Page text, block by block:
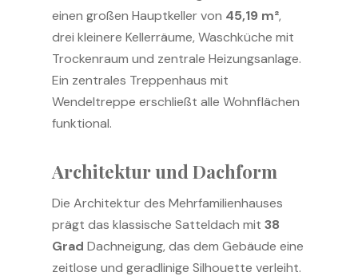
einen großen Hauptkeller von 45,19 m²,
drei kleinere Kellerräume, Waschküche mit
Trockenraum und zentrale Heizungsanlage.
Ein zentrales Treppenhaus mit
Wendeltreppe erschließt alle Wohnflächen
funktional.
Architektur und Dachform
Die Architektur des Mehrfamilienhauses
prägt das klassische Satteldach mit 38
Grad Dachneigung, das dem Gebäude eine
zeitlose und geradlinige Silhouette verleiht.